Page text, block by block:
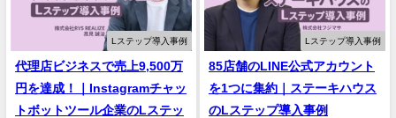
Lステップ導入事例
代理店ビジネスで売上9,500万
円を達成！｜Instagramチャッ
トボットツール企業のLステッ
Lステップ導入事例
85店舗のLINE公式アカウント
を1つに集約｜ステーキハウス
のLステップ導入事例